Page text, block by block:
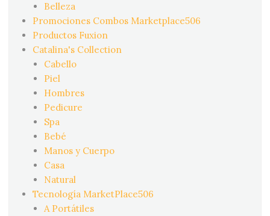
Belleza
Promociones Combos Marketplace506
Productos Fuxion
Catalina's Collection
Cabello
Piel
Hombres
Pedicure
Spa
Bebé
Manos y Cuerpo
Casa
Natural
Tecnología MarketPlace506
A Portátiles